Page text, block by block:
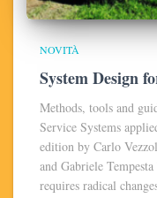
NOVITÀ
System Design
Methods, tools and
Service Systems
edition by Carlo
and Gabriele
requires radical